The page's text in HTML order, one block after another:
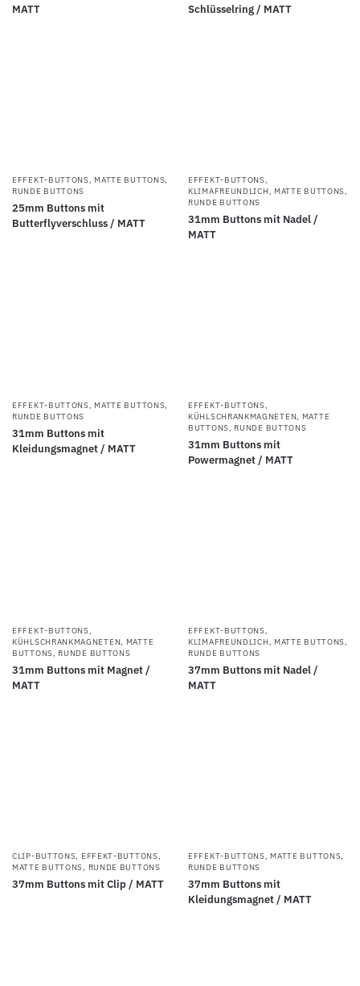
MATT
Schlüsselring / MATT
EFFEKT-BUTTONS, MATTE BUTTONS,
RUNDE BUTTONS
25mm Buttons mit
Butterflyverschluss / MATT
EFFEKT-BUTTONS,
KLIMAFREUNDLICH, MATTE BUTTONS,
RUNDE BUTTONS
31mm Buttons mit Nadel /
MATT
EFFEKT-BUTTONS, MATTE BUTTONS,
RUNDE BUTTONS
31mm Buttons mit
Kleidungsmagnet / MATT
EFFEKT-BUTTONS,
KÜHLSCHRANKMAGNETEN, MATTE
BUTTONS, RUNDE BUTTONS
31mm Buttons mit
Powermagnet / MATT
EFFEKT-BUTTONS,
KÜHLSCHRANKMAGNETEN, MATTE
BUTTONS, RUNDE BUTTONS
31mm Buttons mit Magnet /
MATT
EFFEKT-BUTTONS,
KLIMAFREUNDLICH, MATTE BUTTONS,
RUNDE BUTTONS
37mm Buttons mit Nadel /
MATT
CLIP-BUTTONS, EFFEKT-BUTTONS,
MATTE BUTTONS, RUNDE BUTTONS
37mm Buttons mit Clip / MATT
EFFEKT-BUTTONS, MATTE BUTTONS,
RUNDE BUTTONS
37mm Buttons mit
Kleidungsmagnet / MATT